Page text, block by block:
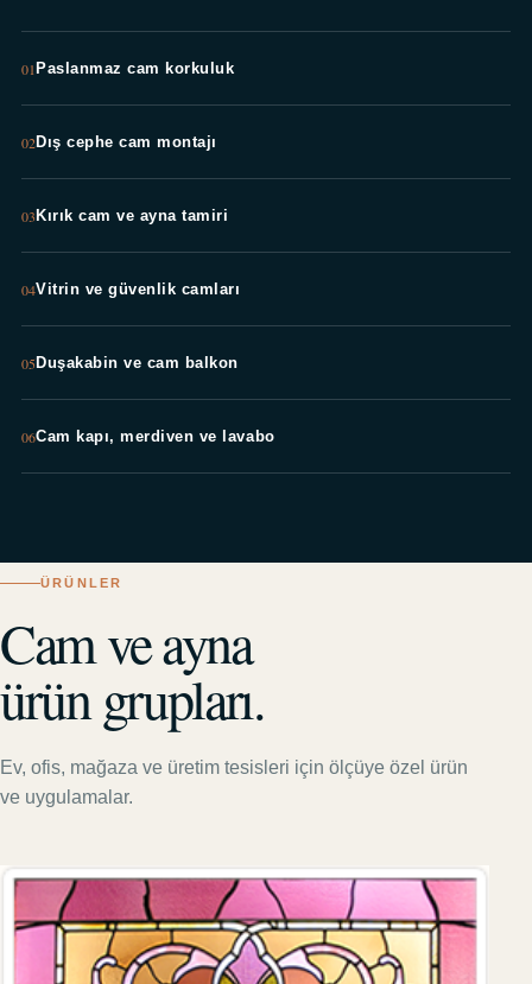
01Paslanmaz cam korkuluk
02Dış cephe cam montajı
03Kırık cam ve ayna tamiri
04Vitrin ve güvenlik camları
05Duşakabin ve cam balkon
06Cam kapı, merdiven ve lavabo
ÜRÜNLER
Cam ve ayna
ürün grupları.
Ev, ofis, mağaza ve üretim tesisleri için ölçüye özel ürün
ve uygulamalar.